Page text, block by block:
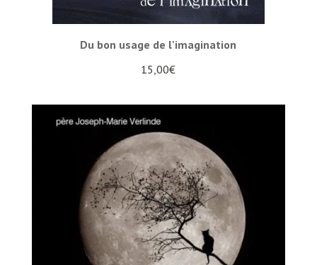
Du bon usage de l'imagination
15,00€